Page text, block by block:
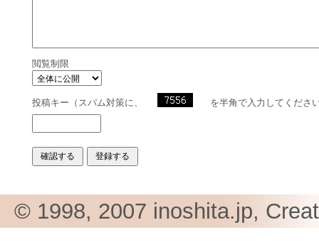
閲覧制限
投稿キー（スパム対策に、 を半角で入力してくださ
© 1998, 2007 inoshita.jp,